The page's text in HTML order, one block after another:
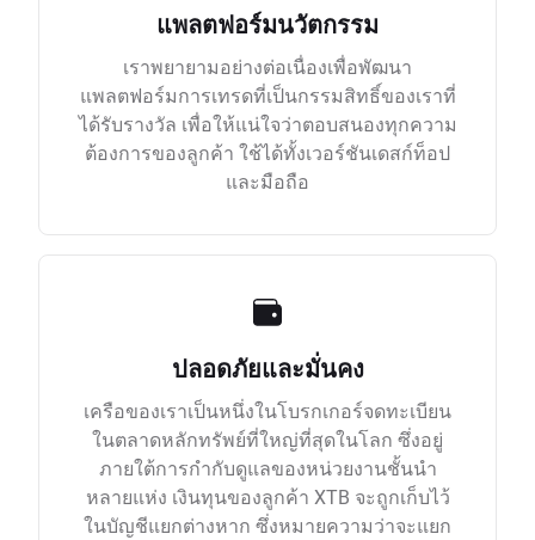
แพลตฟอร์มนวัตกรรม
เราพยายามอย่างต่อเนื่องเพื่อพัฒนา
แพลตฟอร์มการเทรดที่เป็นกรรมสิทธิ์ของเราที่
ได้รับรางวัล เพื่อให้แน่ใจว่าตอบสนองทุกความ
ต้องการของลูกค้า ใช้ได้ทั้งเวอร์ชันเดสก์ท็อป
และมือถือ
ปลอดภัยและมั่นคง
เครือของเราเป็นหนึ่งในโบรกเกอร์จดทะเบียน
ในตลาดหลักทรัพย์ที่ใหญ่ที่สุดในโลก ซึ่งอยู่
ภายใต้การกำกับดูแลของหน่วยงานชั้นนำ
หลายแห่ง เงินทุนของลูกค้า XTB จะถูกเก็บไว้
ในบัญชีแยกต่างหาก ซึ่งหมายความว่าจะแยก